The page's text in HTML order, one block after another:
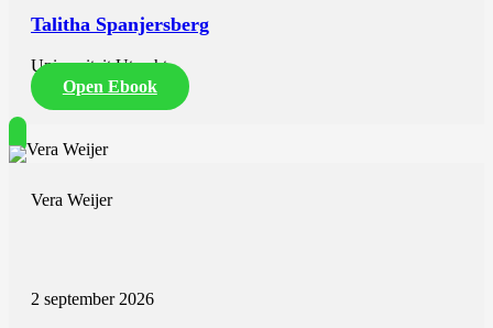
Talitha Spanjersberg
Universiteit Utrecht
Open Ebook
Vera Weijer
2 september 2026